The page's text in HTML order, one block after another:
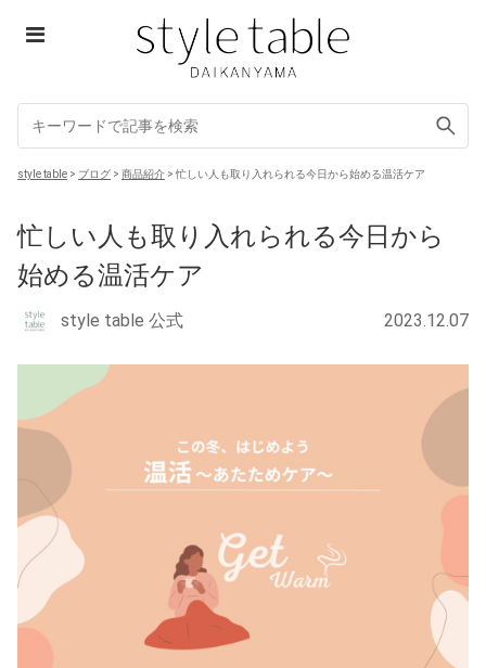
Skip
style table > ブログ > 商品紹介 > 忙しい人も取り入れられる今日から始める温活ケア
忙しい人も取り入れられる今日から
始める温活ケア
style table 公式 2023.12.07